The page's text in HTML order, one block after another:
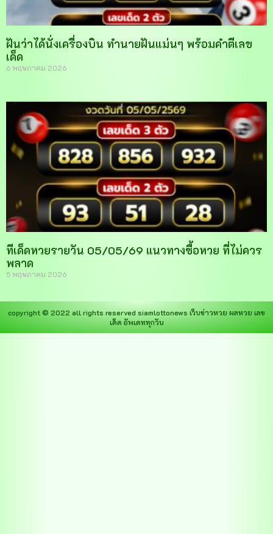
ฝันว่าได้นั่งเครื่องบิน ทำนายฝันแม่นๆ พร้อมคำตีเลข
เด็ด
6 พฤษภาคม 2026
ทีเด็ดหวยรายวัน 05/05/69 แนวทางซื้อหวย ที่ไม่ควร
พลาด
5 พฤษภาคม 2026
copyright © 2022 all rights reservedsiamlottonews เว็บข่าวหวย ผลหวย เลข
เด็ด อัพเดททุกวัน